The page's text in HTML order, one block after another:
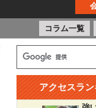
コラム一覧
アクセスラ